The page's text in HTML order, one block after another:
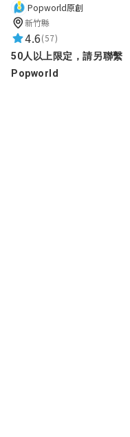
Nick
Popworld原創
新竹縣
4.6(57)
50人以上限定，請另聯繫
Popworld